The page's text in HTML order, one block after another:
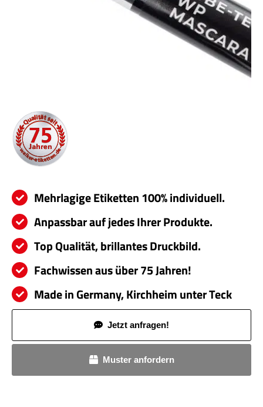
Jobs
Mehrlagige Etiketten 100% individuell.
Anpassbar auf jedes Ihrer Produkte.
Top Qualität, brillantes Druckbild.
Fachwissen aus über 75 Jahren!
Made in Germany, Kirchheim unter Teck
Jetzt anfragen!
Muster anfordern